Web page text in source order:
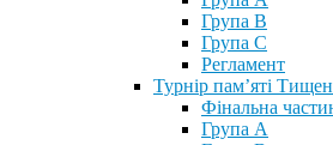
Група В
Група С
Регламент
Турнір пам’яті
Фінальна
Група А